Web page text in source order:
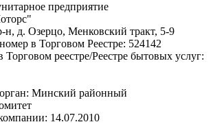
предприятие
д. Озерцо, Менковский тракт, 5-9
в Торговом Реестре: 524142
Торговом реестре/Реестре бытовых услуг:
Минский районный
14.07.2010